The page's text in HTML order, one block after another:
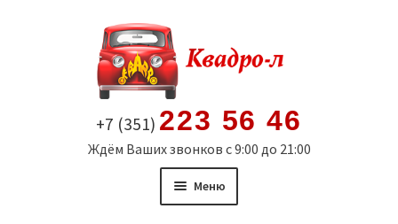
содержимому
+7 (351) 223 56 46
Ждём Ваших звонков с 9:00 до 21:00
Меню